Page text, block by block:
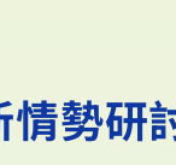
情勢研